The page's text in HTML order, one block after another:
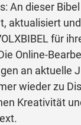
An dieser
aktualisiert
für
Online-
an aktuelle
wieder zu
Kreativität